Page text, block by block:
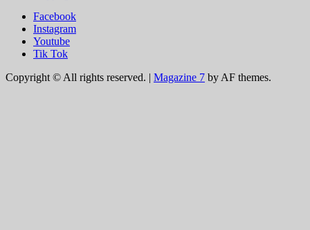
Facebook
Instagram
Youtube
Tik Tok
Copyright © All rights reserved. | Magazine 7 by AF themes.